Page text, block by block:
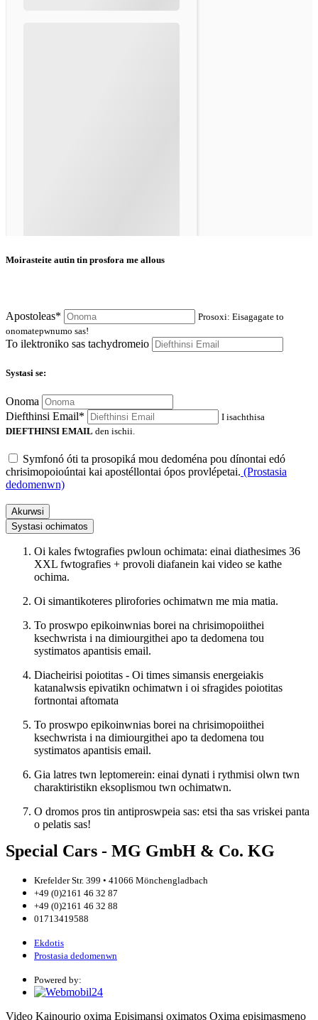
Moirasteite autin tin prosfora me allous
Apostoleas*
Prosoxi: Eisagagate to
onomatepwnumo sas!
To ilektroniko sas tachydromeio
Systasi se:
Onoma
Diefthinsi Email*
I isachthisa
DIEFTHINSI EMAIL den ischii.
Symfonó óti ta prosopiká mou dedoména pou dínontai edó
chrisimopoioúntai kai apostéllontai ópos provlépetai. (Prostasia
dedomenwn)
Akurwsi
Systasi ochimatos
Oi kales fwtografies pwloun ochimata: einai diathesimes 36
XXL fwtografies + provoli diafanein kai video se kathe
ochima.
Oi simantikoteres plirofories ochimatwn me mia matia.
To proswpo epikoinwnias borei na chrisimopoiithei
ksechwrista i na dimiourgithei apo ta dedomena tou
systimatos apantisis email.
Diacheirisi poiotitas - Oi times simansis energeiakis
katanalwsis epivatikn ochimatwn i oi sfragides poiotitas
fortnontai aftomata
To proswpo epikoinwnias borei na chrisimopoiithei
ksechwrista i na dimiourgithei apo ta dedomena tou
systimatos apantisis email.
Gia latres twn leptomerein: einai dynati i rythmisi olwn twn
charaktiristikn eksoplismou twn ochimatwn.
O dromos pros tin antiproswpeia sas: etsi tha sas vriskei panta
o pelatis sas!
Special Cars - MG GmbH & Co. KG
Krefelder Str. 399 • 41066 Mönchengladbach
+49 (0)2161 46 32 87
+49 (0)2161 46 32 88
01713419588
Ekdotis
Prostasia dedomenwn
Powered by:
Video Kainourio oxima Episimansi oximatos Oxima episimasmeno